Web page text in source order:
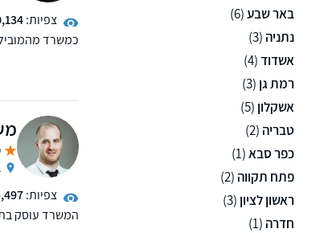
באר שבע(6)
נתניה (3)
אשדוד(4)
רמת גן (3)
אשקלון (5)
טבריה (2)
כפר סבא(1)
פתח תקווה (2)
ראשון לציון (3)
חדרה (1)
צפיות:
כמשרד
אנחנו
צפיות:
המשרד עוסק